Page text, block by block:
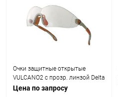
Очки защитные открытые
VULCANO2 с прозр. линзой Delta
Plus VULC2ORIN
Цена по запросу